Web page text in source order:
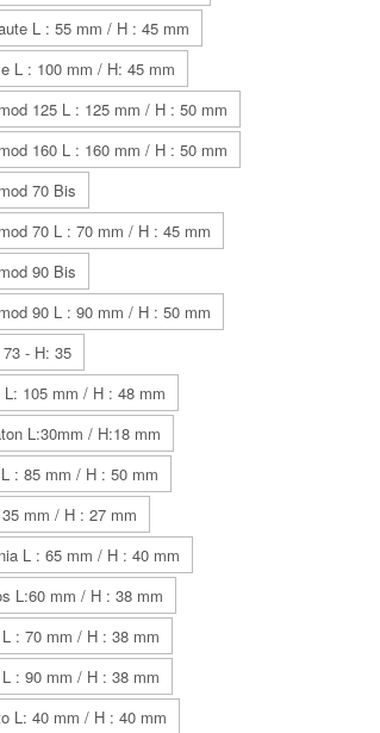
L : 55 mm / H : 45 mm
L : 100 mm / H: 45 mm
125 L : 125 mm / H : 50 mm
160 L : 160 mm / H : 50 mm
70 Bis
70 L : 70 mm / H : 45 mm
90 Bis
90 L : 90 mm / H : 50 mm
- H: 35
L: 105 mm / H : 48 mm
L:30mm / H:18 mm
: 85 mm / H : 50 mm
mm / H : 27 mm
L : 65 mm / H : 40 mm
L:60 mm / H : 38 mm
: 70 mm / H : 38 mm
: 90 mm / H : 38 mm
L: 40 mm / H : 40 mm